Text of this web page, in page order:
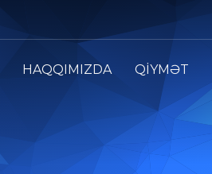
HAQQIMIZDA QİYMƏT